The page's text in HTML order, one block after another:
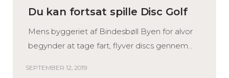
Du kan fortsat spille Disc Golf
Mens byggeriet af Bindesbøll Byen for alvor
begynder at tage fart, flyver discs gennem...
SEPTEMBER 12, 2019